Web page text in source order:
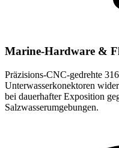
Marine-Hardware &
Präzisions-CNC-gedrehte
Unterwasserkonektoren
bei dauerhafter Exposition
Salzwasserumgebungen.